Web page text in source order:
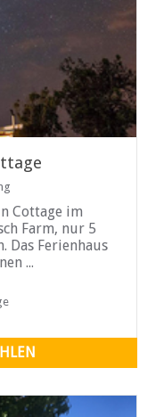
Cottage im
Farm, nur 5
Das Ferienhaus
...